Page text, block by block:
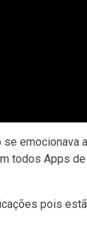
se emocionava
todos Apps
pois